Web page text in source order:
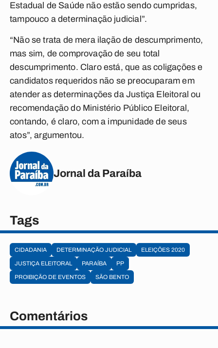
Estadual de Saúde não estão sendo cumpridas,
tampouco a determinação judicial”.
“Não se trata de mera ilação de descumprimento,
mas sim, de comprovação de seu total
descumprimento. Claro está, que as coligações e
candidatos requeridos não se preocuparam em
atender as determinações da Justiça Eleitoral ou
recomendação do Ministério Público Eleitoral,
contando, é claro, com a impunidade de seus
atos”, argumentou.
Jornal da Paraíba
Tags
CIDADANIA DETERMINAÇÃO JUDICIAL
ELEIÇÕES 2020
JUSTIÇA ELEITORAL
PARAÍBA
PP
PROIBIÇÃO DE EVENTOS
SÃO BENTO
Comentários